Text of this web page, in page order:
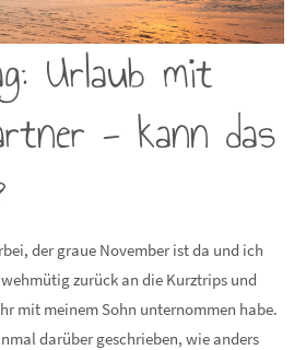
Urlaub mit
- kann das
der graue November ist da und ich
zurück an die Kurztrips und
mit meinem Sohn unternommen habe.
darüber geschrieben, wie anders